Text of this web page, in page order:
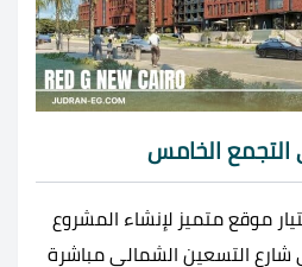
الخامس
موقع متميز لإنشاء المشروع
شارع التسعين الشمالي مباشرة